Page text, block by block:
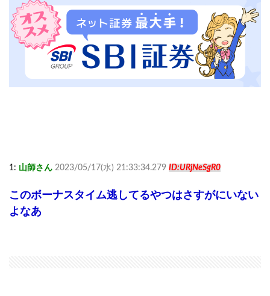
1: 山師さん 2023/05/17(水) 21:33:34.279 ID:URjNeSgR0
このボーナスタイム逃してるやつはさすがにいない
よなあ